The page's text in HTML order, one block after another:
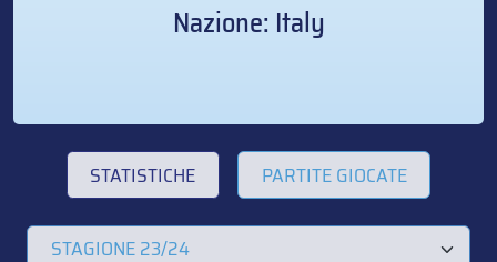
Nazione: Italy
STATISTICHE PARTITE GIOCATE